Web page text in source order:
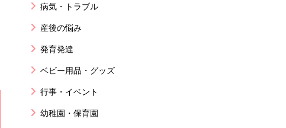
病気・トラブル
産後の悩み
発育発達
ベビー用品・グッズ
行事・イベント
幼稚園・保育園